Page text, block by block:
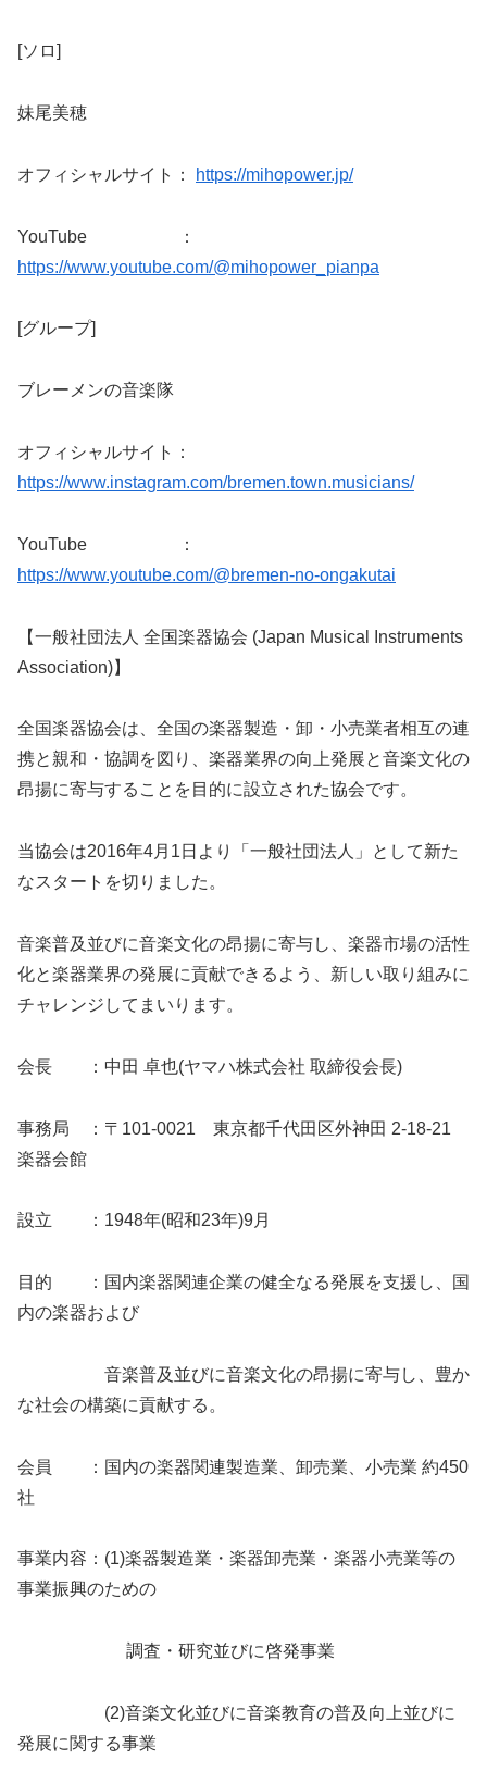
[ソロ]
妹尾美穂
オフィシャルサイト： https://mihopower.jp/
YouTube ：
https://www.youtube.com/@mihopower_pianpa
[グループ]
ブレーメンの音楽隊
オフィシャルサイト：
https://www.instagram.com/bremen.town.musicians/
YouTube ：
https://www.youtube.com/@bremen-no-ongakutai
【一般社団法人 全国楽器協会 (Japan Musical Instruments
Association)】
全国楽器協会は、全国の楽器製造・卸・小売業者相互の連
携と親和・協調を図り、楽器業界の向上発展と音楽文化の
昂揚に寄与することを目的に設立された協会です。
当協会は2016年4月1日より「一般社団法人」として新た
なスタートを切りました。
音楽普及並びに音楽文化の昂揚に寄与し、楽器市場の活性
化と楽器業界の発展に貢献できるよう、新しい取り組みに
チャレンジしてまいります。
会長 ：中田 卓也(ヤマハ株式会社 取締役会長)
事務局 ：〒101-0021 東京都千代田区外神田 2-18-21
楽器会館
設立 ：1948年(昭和23年)9月
目的 ：国内楽器関連企業の健全なる発展を支援し、国
内の楽器および
音楽普及並びに音楽文化の昂揚に寄与し、豊か
な社会の構築に貢献する。
会員 ：国内の楽器関連製造業、卸売業、小売業 約450
社
事業内容：(1)楽器製造業・楽器卸売業・楽器小売業等の
事業振興のための
調査・研究並びに啓発事業
(2)音楽文化並びに音楽教育の普及向上並びに
発展に関する事業